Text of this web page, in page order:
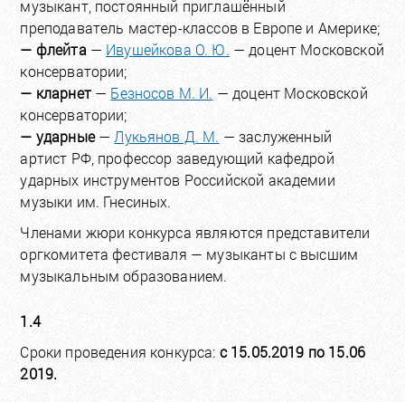
музыкант, постоянный приглашённый
преподаватель мастер-классов в Европе и Америке;
— флейта — Ивушейкова О. Ю. — доцент Московской
консерватории;
— кларнет— Безносов М. И. — доцент Московской
консерватории;
— ударные— Лукьянов Д. М. — заслуженный
артист РФ, профессор заведующий кафедрой
ударных инструментов Российской академии
музыки им. Гнесиных.
Членами жюри конкурса являются представители
оргкомитета фестиваля — музыканты с высшим
музыкальным образованием.
1.4
Сроки проведения конкурса: с 15.05.2019 по 15.06
2019.